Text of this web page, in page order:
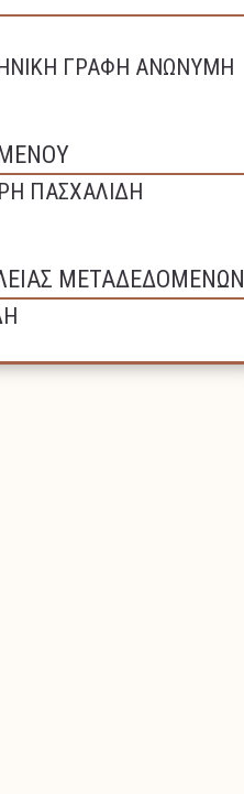
ΓΡΑΦΗ ΑΝΩΝΥΜΗ
ΠΑΣΧΑΛΙΔΗ
ΜΕΤΑΔΕΔΟΜΕΝΩΝ